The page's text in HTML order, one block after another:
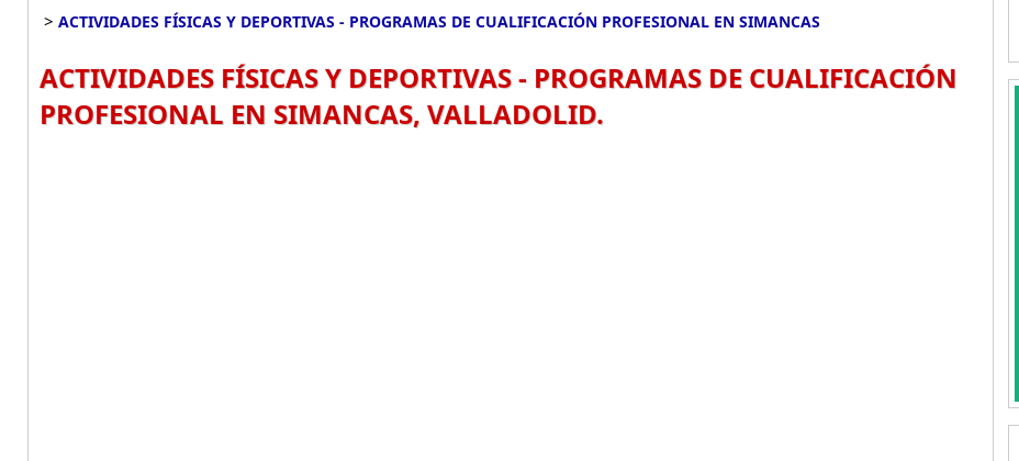
> ACTIVIDADES FÍSICAS Y DEPORTIVAS - PROGRAMAS DE CUALIFICACIÓN PROFESIONAL EN SIMANCAS
ACTIVIDADES FÍSICAS Y DEPORTIVAS - PROGRAMAS DE CUALIFICACIÓN
PROFESIONAL EN SIMANCAS, VALLADOLID.